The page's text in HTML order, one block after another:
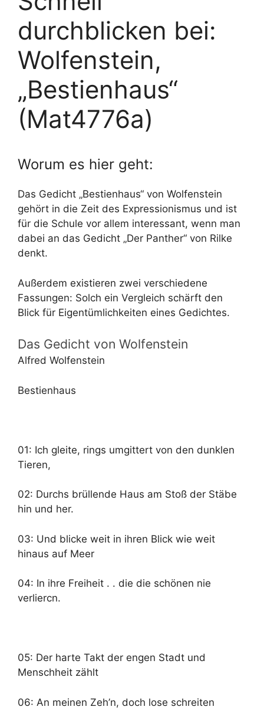
durchblicken bei:
Wolfenstein,
„Bestienhaus“
(Mat4776a)
Worum es hier geht:
Das Gedicht „Bestienhaus“ von Wolfenstein
gehört in die Zeit des Expressionismus und ist
für die Schule vor allem interessant, wenn man
dabei an das Gedicht „Der Panther“ von Rilke
denkt.
Außerdem existieren zwei verschiedene
Fassungen: Solch ein Vergleich schärft den
Blick für Eigentümlichkeiten eines Gedichtes.
Das Gedicht von Wolfenstein
Alfred Wolfenstein
Bestienhaus
01: Ich gleite, rings umgittert von den dunklen
Tieren,
02: Durchs brüllende Haus am Stoß der Stäbe
hin und her.
03: Und blicke weit in ihren Blick wie weit
hinaus auf Meer
04: In ihre Freiheit . . die die schönen nie
verliercn.
05: Der harte Takt der engen Stadt und
Menschheit zählt
06: An meinen Zeh’n, doch lose schreiten